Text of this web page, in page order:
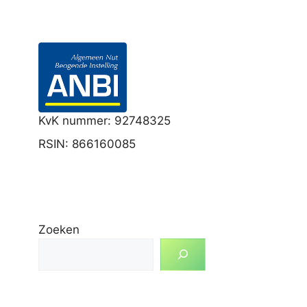
KvK nummer: 92748325
RSIN: 866160085
Zoeken